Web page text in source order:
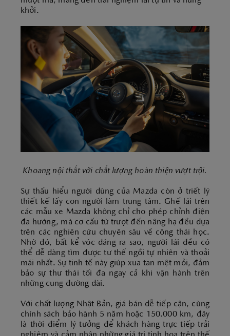
khởi.
Khoang nội thất với chất lượng hoàn thiện vượt trội.
Sự thấu hiểu người dùng của Mazda còn ở triết lý
thiết kế lấy con người làm trung tâm. Ghế lái trên
các mẫu xe Mazda không chỉ cho phép chỉnh điện
đa hướng, mà cơ cấu từ trượt đến nâng hạ đều dựa
trên các nghiên cứu chuyên sâu về công thái học.
Nhờ đó, bất kể vóc dáng ra sao, người lái đều có
thể dễ dàng tìm được tư thế ngồi tự nhiên và thoải
mái nhất. Sự tinh tế này giúp xua tan mệt mỏi, đảm
bảo sự thư thái tối đa ngay cả khi vận hành trên
những cung đường dài.
Với chất lượng Nhật Bản, giá bán dễ tiếp cận, cùng
chính sách bảo hành 5 năm hoặc 150.000 km, đây
là thời điểm lý tưởng để khách hàng trực tiếp trải